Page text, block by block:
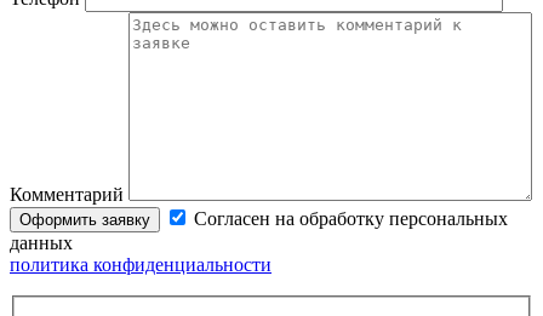
Комментарий
Согласен на обработку персональных
данных
политика конфиденциальности